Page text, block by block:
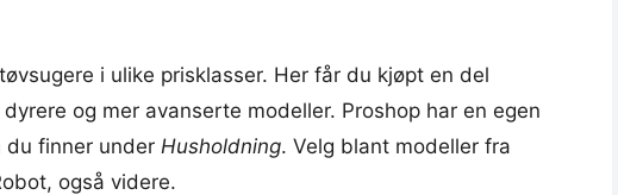
i ulike prisklasser. Her får du kjøpt en del
og mer avanserte modeller. Proshop har en egen
du finner under Husholdning. Velg blant modeller fra
også videre.